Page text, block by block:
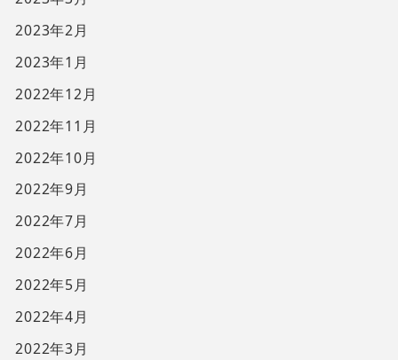
2023年2月
2023年1月
2022年12月
2022年11月
2022年10月
2022年9月
2022年7月
2022年6月
2022年5月
2022年4月
2022年3月